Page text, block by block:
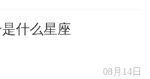
什么星座
08月14日